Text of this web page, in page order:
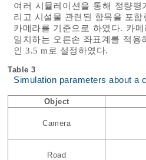
여러 시뮬레이션을 통해 정량
리고 시설물 관련된 항목을 포
카메라를 기준으로 하였다. 카
일치하는 오른손 좌표계를 적
인 3.5 m로 설정하였다.
Table 3
Simulation parameters about a
Object
Camera
Road